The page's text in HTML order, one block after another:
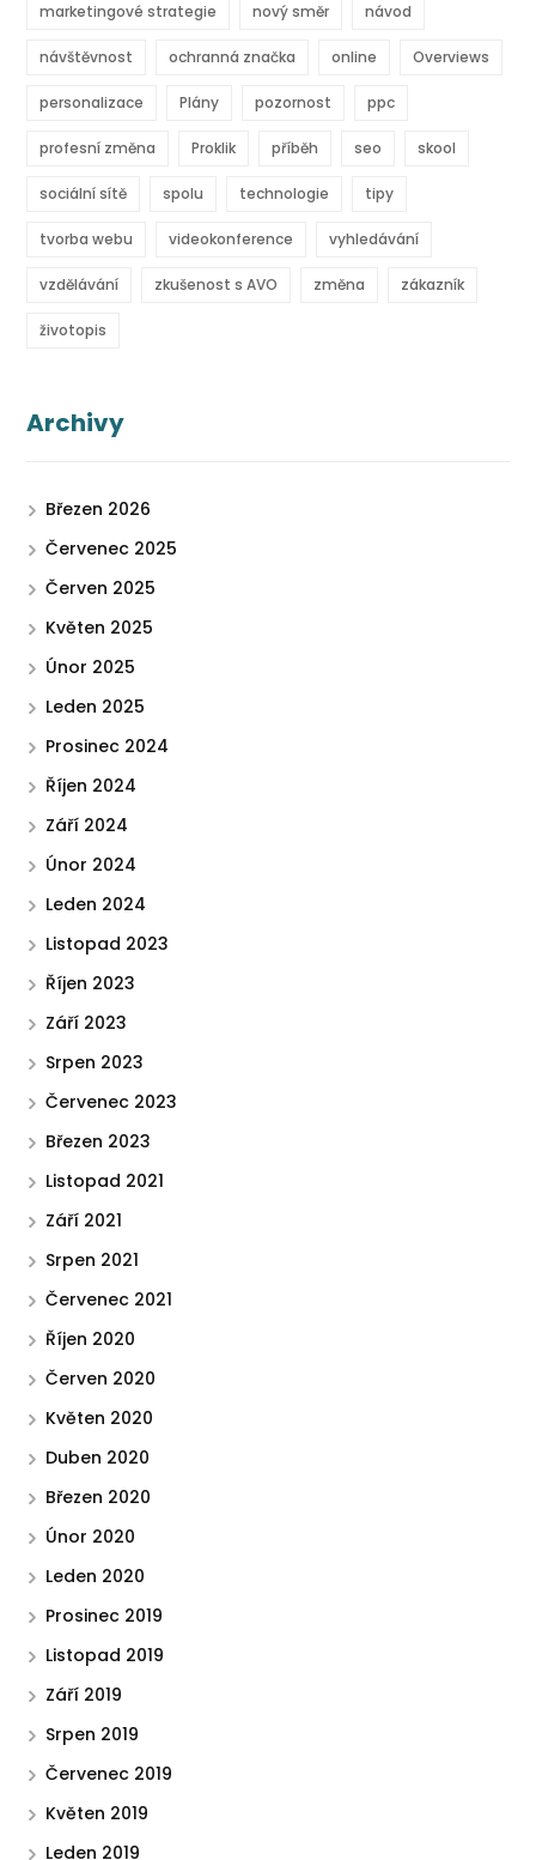
marketingové strategie nový směr návod
návštěvnost ochranná značka online Overviews
personalizace Plány pozornost ppc
profesní změna Proklik příběh seo skool
sociální sítě spolu technologie tipy
tvorba webu videokonference vyhledávání
vzdělávání zkušenost s AVO změna zákazník
životopis
Archivy
Březen 2026
Červenec 2025
Červen 2025
Květen 2025
Únor 2025
Leden 2025
Prosinec 2024
Říjen 2024
Září 2024
Únor 2024
Leden 2024
Listopad 2023
Říjen 2023
Září 2023
Srpen 2023
Červenec 2023
Březen 2023
Listopad 2021
Září 2021
Srpen 2021
Červenec 2021
Říjen 2020
Červen 2020
Květen 2020
Duben 2020
Březen 2020
Únor 2020
Leden 2020
Prosinec 2019
Listopad 2019
Září 2019
Srpen 2019
Červenec 2019
Květen 2019
Leden 2019